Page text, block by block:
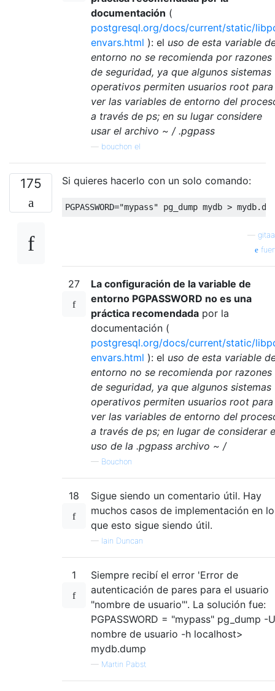
documentación (
postgresql.org/docs/current/static/
envars.html ): el uso de esta variable
entorno no se recomienda por razones
de seguridad, ya que algunos sistemas
operativos permiten usuarios root para
ver las variables de entorno del
a través de ps; en su lugar considere
usar el archivo ~ / .pgpass
bouchon el
175 Si quieres hacerlo con un solo comando:
PGPASSWORD="mypass" pg_dump mydb > mydb.
27
La configuración de la variable de
entorno PGPASSWORD no es una
práctica recomendada por la
documentación (
postgresql.org/docs/current/static/
envars.html ): el uso de esta variable
entorno no se recomienda por razones
de seguridad, ya que algunos sistemas
operativos permiten usuarios root para
ver las variables de entorno del
a través de ps; en lugar de considerar
uso de la .pgpass archivo ~ /
— Bouchon
18
Sigue siendo un comentario útil. Hay
muchos casos de implementación en
que esto sigue siendo útil.
— Iain Duncan
1
Siempre recibí el error 'Error de
autenticación de pares para el usuario
"nombre de usuario"'. La solución fue:
PGPASSWORD = "mypass" pg_dump -U
nombre de usuario -h localhost>
mydb.dump
— Martin Pabst